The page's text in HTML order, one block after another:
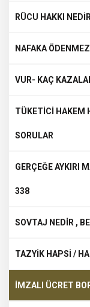
RÜCU HAKKI
NAFAKA
VUR- KAÇ
TÜKETİCİ HAKEM
SORULAR
GERÇEĞE AYKIRI
338
SOVTAJ NEDİR ,
TAZYİK HAPSİ /
İMZALI ÜCRET